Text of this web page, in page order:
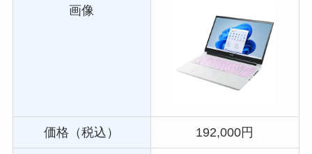
画像
価格（税込） 192,000円